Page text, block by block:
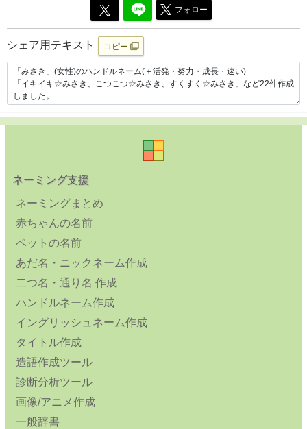
フォロー
シェア用テキスト コピー
ネーミング支援
ネーミングまとめ
赤ちゃんの名前
ペットの名前
あだ名・ニックネーム作成
二つ名・通り名 作成
ハンドルネーム作成
イングリッシュネーム作成
タイトル作成
造語作成ツール
診断分析ツール
画像/アニメ作成
一般辞書